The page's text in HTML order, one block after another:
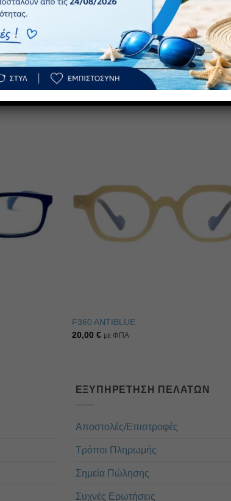
F360 ANTIBLUE
20,00€ με ΦΠΑ
ΕΞΥΠΗΡΈΤΗΣΗ ΠΕΛΑΤΏΝ
Αποστολές/Επιστροφές
Τρόποι Πληρωμής
Σημεία Πώλησης
Συχνές Ερωτήσεις